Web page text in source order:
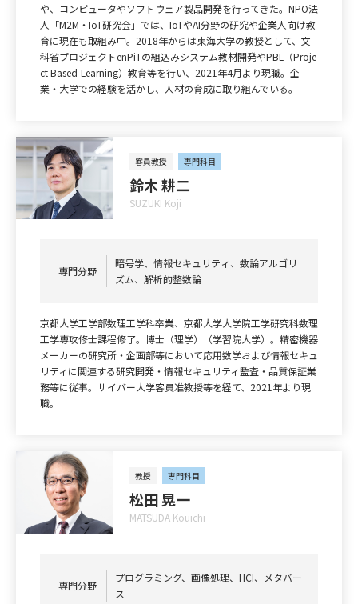
や、コンピュータやソフトウェア製品開発を行ってきた。NPO法
人「M2M・IoT研究会」では、IoTやAI分野の研究や企業人向け教
育に現在も取組み中。2018年からは東海大学の教授として、文
科省プロジェクトenPiTの組込みシステム教材開発やPBL（Proje
ct Based-Learning）教育等を行い、2021年4月より現職。企
業・大学での経験を活かし、人材の育成に取り組んでいる。
客員教授 専門科目
鈴木 耕二
SUZUKI Koji
専門分野
暗号学、情報セキュリティ、数論アルゴリ
ズム、解析的整数論
京都大学工学部数理工学科卒業、京都大学大学院工学研究科数理
工学専攻修士課程修了。博士（理学）（学習院大学）。精密機器
メーカーの研究所・企画部等において応用数学および情報セキュ
リティに関連する研究開発・情報セキュリティ監査・品質保証業
務等に従事。サイバー大学客員准教授等を経て、2021年より現
職。
教授 専門科目
松田 晃一
MATSUDA Kouichi
専門分野
プログラミング、画像処理、HCI、メタバー
ス